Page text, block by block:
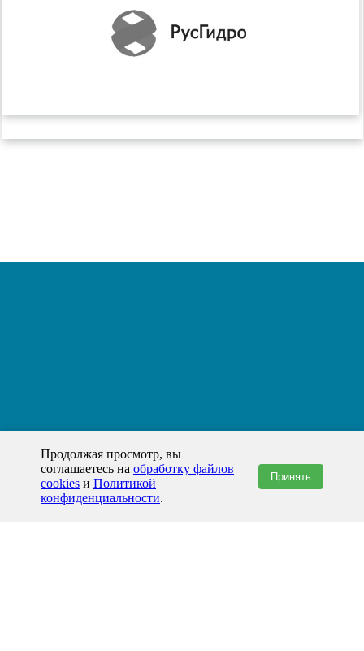
Продолжая просмотр, вы
соглашаетесь на обработку файлов
cookies и Политикой
конфиденциальности.
Принять